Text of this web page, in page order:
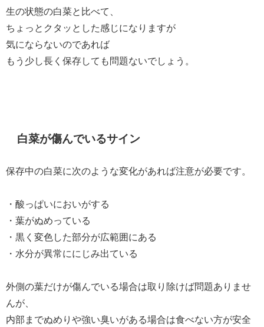
生の状態の白菜と比べて、
ちょっとクタッとした感じになりますが
気にならないのであれば
もう少し長く保存しても問題ないでしょう。
白菜が傷んでいるサイン
保存中の白菜に次のような変化があれば注意が必要です。
・酸っぱいにおいがする
・葉がぬめっている
・黒く変色した部分が広範囲にある
・水分が異常ににじみ出ている
外側の葉だけが傷んでいる場合は取り除けば問題ありませ
んが、
内部までぬめりや強い臭いがある場合は食べない方が安全